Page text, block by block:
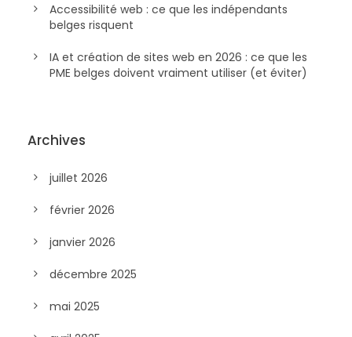
Accessibilité web : ce que les indépendants
belges risquent
IA et création de sites web en 2026 : ce que les
PME belges doivent vraiment utiliser (et éviter)
Archives
juillet 2026
février 2026
janvier 2026
décembre 2025
mai 2025